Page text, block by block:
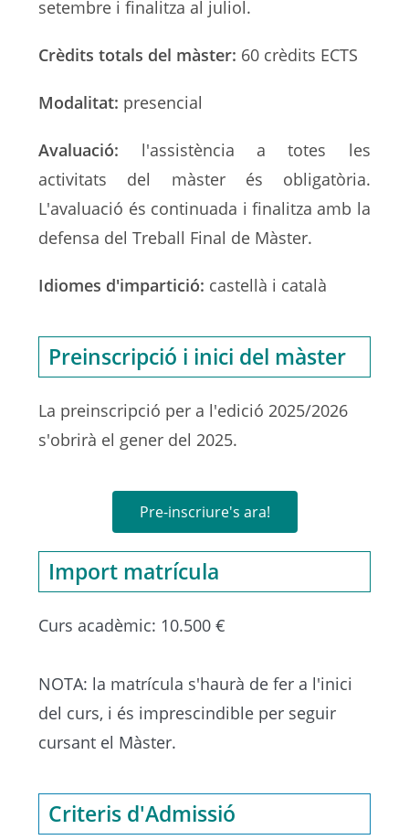
setembre i finalitza al juliol.
Crèdits totals del màster: 60 crèdits ECTS
Modalitat: presencial
Avaluació: l'assistència a totes les
activitats del màster és obligatòria.
L'avaluació és continuada i finalitza amb la
defensa del Treball Final de Màster.
Idiomes d'impartició: castellà i català
Preinscripció i inici del màster
La preinscripció per a l'edició 2025/2026
s'obrirà el gener del 2025.
Pre-inscriure's ara!
Import matrícula
Curs acadèmic: 10.500 €
NOTA: la matrícula s'haurà de fer a l'inici
del curs, i és imprescindible per seguir
cursant el Màster.
Criteris d'Admissió